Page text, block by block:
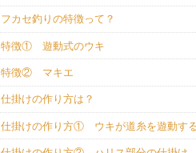
フカセ釣りの特徴って？
特徴① 遊動式のウキ
特徴② マキエ
仕掛けの作り方は？
仕掛けの作り方① ウキが道糸を遊動す